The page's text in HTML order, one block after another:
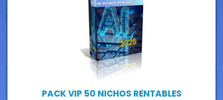
PACK VIP 50 NICHOS RENTABLES